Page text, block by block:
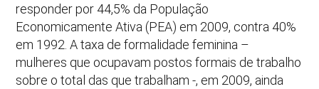
responder por 44,5% da População
Economicamente Ativa (PEA) em 2009, contra 40%
em 1992. A taxa de formalidade feminina –
mulheres que ocupavam postos formais de trabalho
sobre o total das que trabalham -, em 2009, ainda